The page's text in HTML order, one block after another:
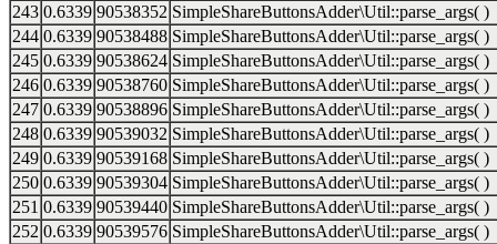
243 0.6339 90538352 SimpleShareButtonsAdder\Util::parse_args( )
244 0.6339 90538488 SimpleShareButtonsAdder\Util::parse_args( )
245 0.6339 90538624 SimpleShareButtonsAdder\Util::parse_args( )
246 0.6339 90538760 SimpleShareButtonsAdder\Util::parse_args( )
247 0.6339 90538896 SimpleShareButtonsAdder\Util::parse_args( )
248 0.6339 90539032 SimpleShareButtonsAdder\Util::parse_args( )
249 0.6339 90539168 SimpleShareButtonsAdder\Util::parse_args( )
250 0.6339 90539304 SimpleShareButtonsAdder\Util::parse_args( )
251 0.6339 90539440 SimpleShareButtonsAdder\Util::parse_args( )
252 0.6339 90539576 SimpleShareButtonsAdder\Util::parse_args( )